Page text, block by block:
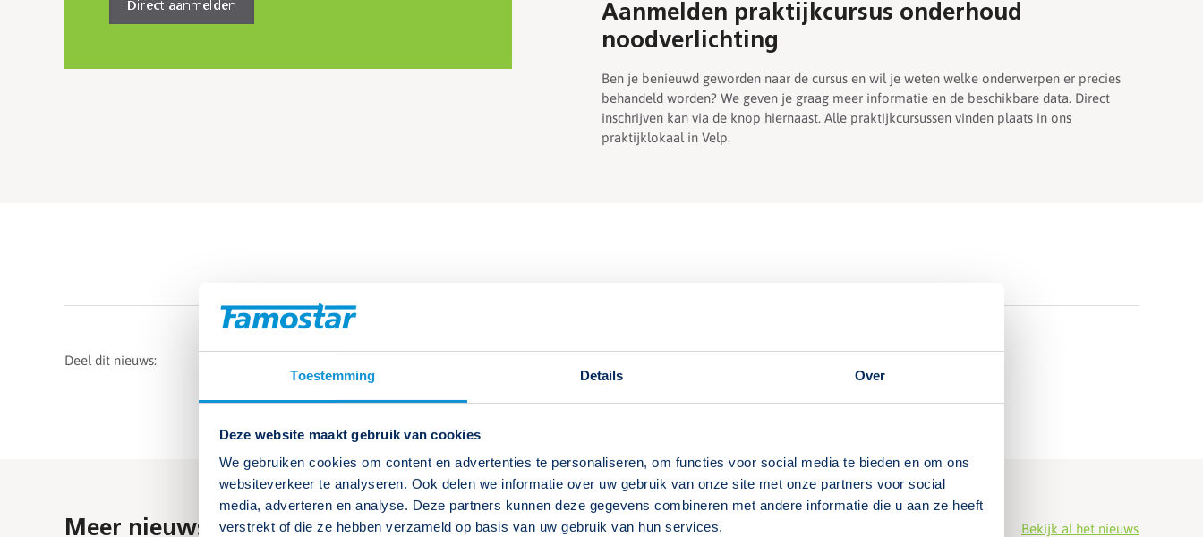
Toestemming Details Over
Deze website maakt gebruik van cookies
We gebruiken cookies om content en advertenties te personaliseren, om functies voor social media te bieden en om ons
websiteverkeer te analyseren. Ook delen we informatie over uw gebruik van onze site met onze partners voor social
media, adverteren en analyse. Deze partners kunnen deze gegevens combineren met andere informatie die u aan ze heeft
verstrekt of die ze hebben verzameld op basis van uw gebruik van hun services.
Direct aanmelden
Aanmelden praktijkcursus onderhoud
noodverlichting
Ben je benieuwd geworden naar de cursus en wil je weten welke onderwerpen er precies
behandeld worden? We geven je graag meer informatie en de beschikbare data. Direct
inschrijven kan via de knop hiernaast. Alle praktijkcursussen vinden plaats in ons
praktijklokaal in Velp.
Deel dit nieuws:
Meer nieuws Bekijk al het nieuws